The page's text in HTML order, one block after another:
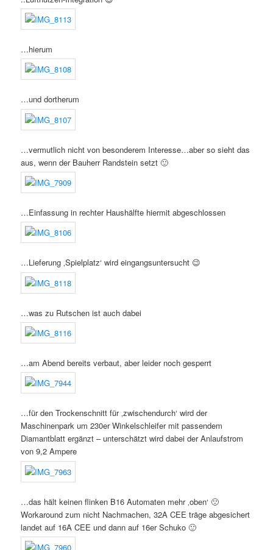
…hierum
…und dortherum
…vermutlich nicht von besonderem Interesse…aber so sieht das
aus, wenn der Bauherr Randstein setzt 🙂
…Einfassung in rechter Haushälfte hiermit abgeschlossen
…Lieferung ‚Spielplatz‘ wird eingangsuntersucht 😉
…was zu Rutschen ist auch dabei
…am Abend bereits verbaut, aber leider noch gesperrt
…für den Trockenschnitt für ‚zwischendurch‘ wird der
Maschinenpark um 230er Winkelschleifer mit passendem
Diamantblatt ergänzt – unterschätzt wird dabei der Anlaufstrom
von 9,2 Ampere
…das hält keinen flinken B16 Automaten mehr ‚oben‘ 🙁
Workaround zum nicht Nachmachen, 32A CEE träge abgesichert
landet auf 16A CEE und dann auf 16er Schuko 🙂